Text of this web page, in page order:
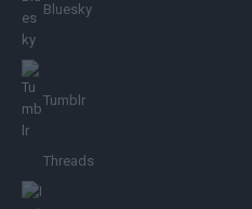
Bluesky
Tumblr
Threads